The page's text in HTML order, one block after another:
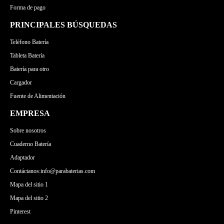
Forma de pago
PRINCIPALES BÚSQUEDAS
Teléfono Batería
Tableta Batería
Batería para otro
Cargador
Fuente de Alimentación
EMPRESA
Sobre nosotros
Cuaderno Batería
Adaptador
Contáctanos:info@parabaterias.com
Mapa del sitio 1
Mapa del sitio 2
Pinterest